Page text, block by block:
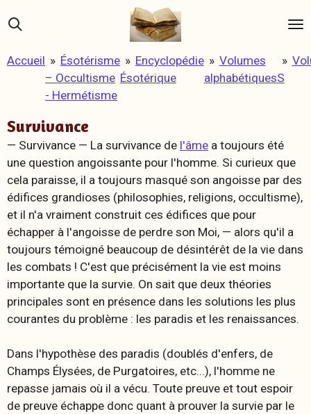
Passer
au
principal
Accueil » Ésotérisme
– Occultisme
- Hermétisme
» Encyclopédie
Ésotérique
» Volumes
alphabétiques
»
S
Survivance
— Survivance — La survivance de l'âme a toujours été
une question angoissante pour l'homme. Si curieux que
cela paraisse, il a toujours masqué son angoisse par des
édifices grandioses (philosophies, religions, occultisme),
et il n'a vraiment construit ces édifices que pour
échapper à l'angoisse de perdre son Moi, — alors qu'il a
toujours témoigné beaucoup de désintérêt de la vie dans
les combats ! C'est que précisément la vie est moins
importante que la survie. On sait que deux théories
principales sont en présence dans les solutions les plus
courantes du problème : les paradis et les renaissances.
Dans l'hypothèse des paradis (doublés d'enfers, de
Champs Élysées, de Purgatoires, etc...), l'homme ne
repasse jamais où il a vécu. Toute preuve et tout espoir
de preuve échappe donc quant à prouver la survie par le